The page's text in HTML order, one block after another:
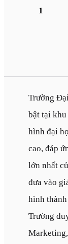
1
Trường
bật tại
hình đại
cao, đáp
lớn nhất
đưa vào
hình
Trường